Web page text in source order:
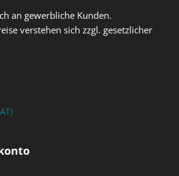
an gewerbliche Kunden.
verstehen sich zzgl. gesetzlicher